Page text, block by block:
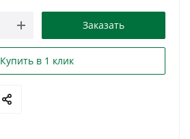
Заказать
Купить в 1 клик